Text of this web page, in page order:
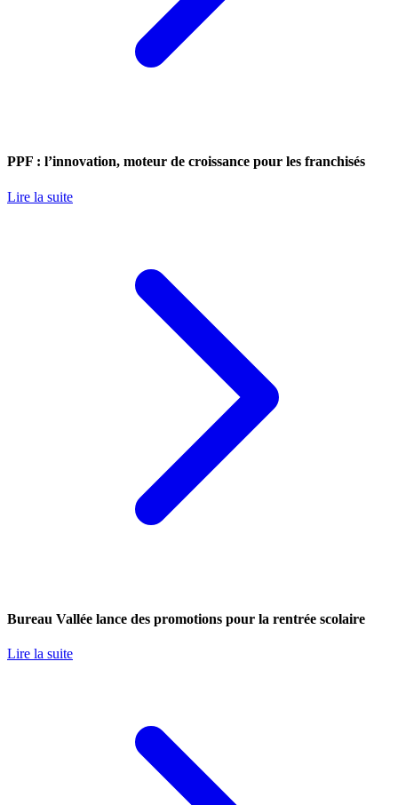
PPF : l’innovation, moteur de croissance pour les franchisés
Lire la suite
Bureau Vallée lance des promotions pour la rentrée scolaire
Lire la suite